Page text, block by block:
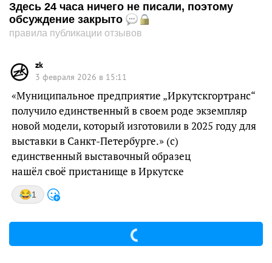
Здесь 24 часа ничего не писали, поэтому
обсуждение закрыто
правила публикации отзывов
zk
3 февраля 2026 в 15:11
«Муниципальное предприятие „Иркутскгортранс“
получило единственный в своем роде экземпляр
новой модели, который изготовили в 2025 году для
выставки в Санкт-Петербурге.» (с)
единственный выставочный образец
нашёл своё пристанище в Иркутске
1